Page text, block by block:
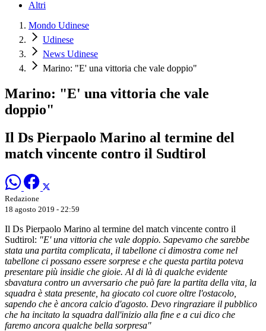
Altri
Mondo Udinese
Udinese
News Udinese
Marino: "E' una vittoria che vale doppio"
Marino: "E' una vittoria che vale
doppio"
Il Ds Pierpaolo Marino al termine del
match vincente contro il Sudtirol
Redazione
18 agosto 2019 - 22:59
Il Ds Pierpaolo Marino al termine del match vincente contro il
Sudtirol: "E' una vittoria che vale doppio. Sapevamo che sarebbe
stata una partita complicata, il tabellone ci dimostra come nel
tabellone ci possano essere sorprese e che questa partita poteva
presentare più insidie che gioie. Al di là di qualche evidente
sbavatura contro un avversario che può fare la partita della vita, la
squadra è stata presente, ha giocato col cuore oltre l'ostacolo,
sapendo che è ancora calcio d'agosto. Devo ringraziare il pubblico
che ha incitato la squadra dall'inizio alla fine e a cui dico che
faremo ancora qualche bella sorpresa"